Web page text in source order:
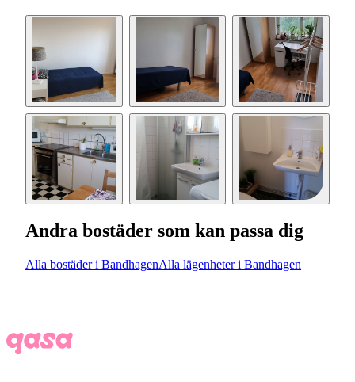
Andra bostäder som kan passa dig
Alla bostäder i BandhagenAlla lägenheter i Bandhagen